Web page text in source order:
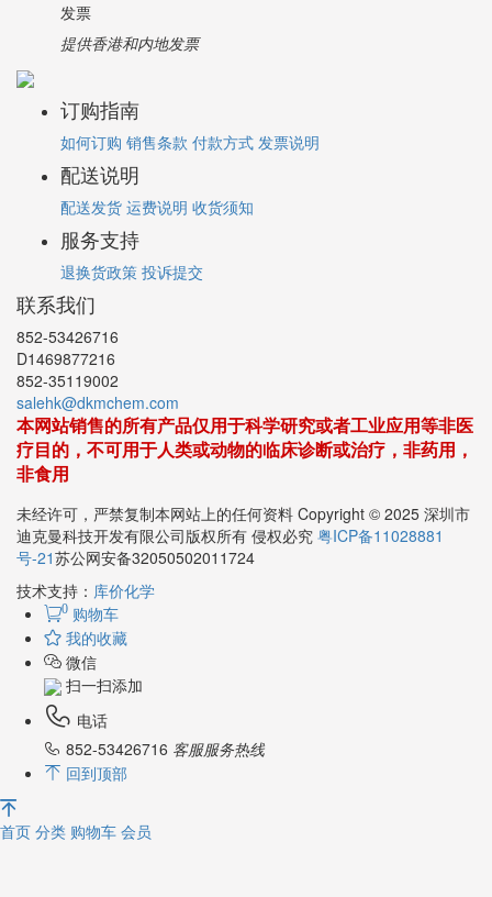
发票
提供香港和内地发票
订购指南
如何订购 销售条款 付款方式 发票说明
配送说明
配送发货 运费说明 收货须知
服务支持
退换货政策 投诉提交
联系我们
852-53426716
D1469877216
852-35119002
salehk@dkmchem.com
本网站销售的所有产品仅用于科学研究或者工业应用等非医
疗目的，不可用于人类或动物的临床诊断或治疗，非药用，
非食用
未经许可，严禁复制本网站上的任何资料 Copyright © 2025 深圳市
迪克曼科技开发有限公司版权所有 侵权必究 粤ICP备11028881
号-21苏公网安备32050502011724
技术支持： 库价化学
0 购物车
我的收藏
微信
扫一扫添加
电话
852-53426716 客服服务热线
回到顶部
首页 分类 购物车 会员